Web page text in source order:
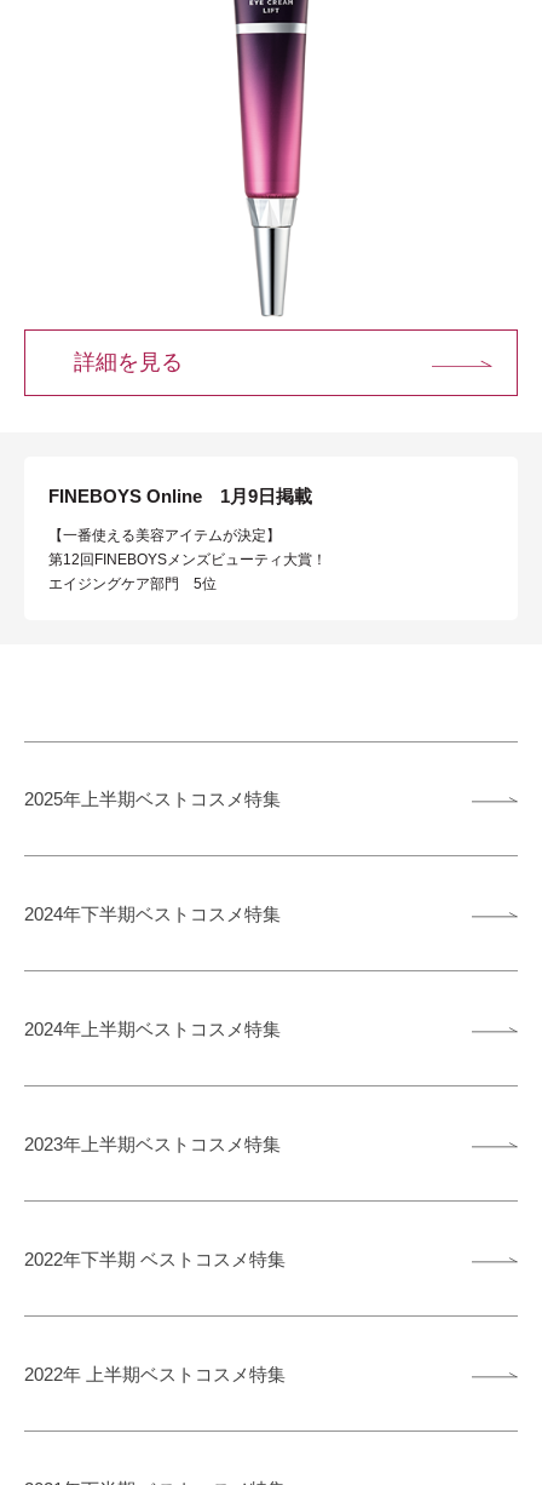
詳細を見る
FINEBOYS Online 1月9日掲載
【一番使える美容アイテムが決定】
第12回FINEBOYSメンズビューティ大賞！
エイジングケア部門 5位
2025年上半期ベストコスメ特集
2024年下半期ベストコスメ特集
2024年上半期ベストコスメ特集
2023年上半期ベストコスメ特集
2022年下半期 ベストコスメ特集
2022年 上半期ベストコスメ特集